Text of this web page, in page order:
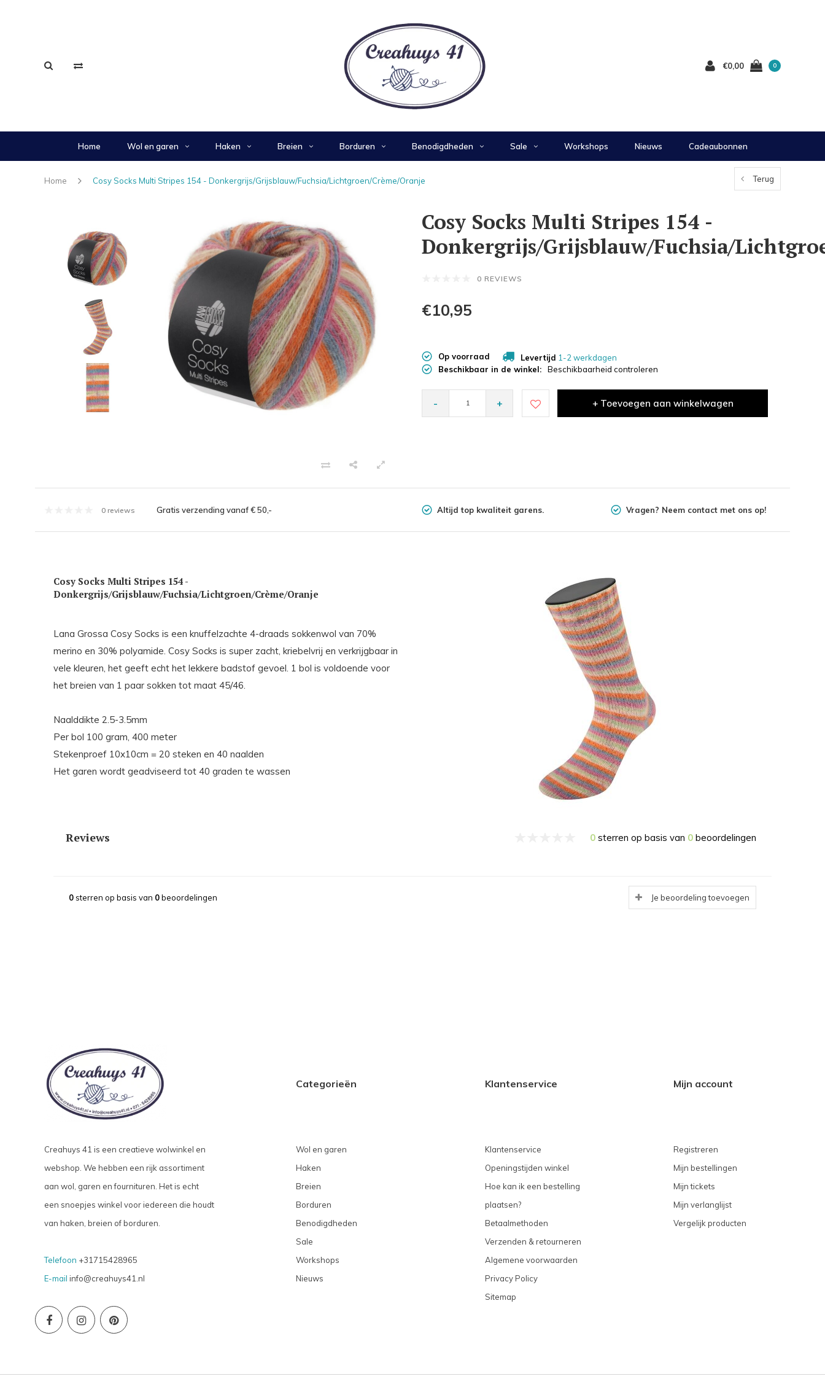
€0,00 0
Home Wol en garen Haken Breien Borduren Benodigdheden Sale Workshops Nieuws Cadeaubonnen
Home Cosy Socks Multi Stripes 154 - Donkergrijs/Grijsblauw/Fuchsia/Lichtgroen/Crème/Oranje Terug
Cosy Socks Multi Stripes 154 -
Donkergrijs/Grijsblauw/Fuchsia/
0 REVIEWS
€10,95
Op voorraad Levertijd 1-2 werkdagen
Beschikbaar in de winkel:
Beschikbaarheid controleren
- + + Toevoegen aan winkelwagen
0 reviews Gratis verzending vanaf € 50,- Altijd top kwaliteit garens. Vragen? Neem contact met ons op!
Cosy Socks Multi Stripes 154 -
Donkergrijs/Grijsblauw/Fuchsia/Lichtgroen/Crème/Oranje
Lana Grossa Cosy Socks is een knuffelzachte 4-draads sokkenwol van 70%
merino en 30% polyamide. Cosy Socks is super zacht, kriebelvrij en verkrijgbaar in
vele kleuren, het geeft echt het lekkere badstof gevoel. 1 bol is voldoende voor
het breien van 1 paar sokken tot maat 45/46.
Naalddikte 2.5-3.5mm
Per bol 100 gram, 400 meter
Stekenproef 10x10cm = 20 steken en 40 naalden
Het garen wordt geadviseerd tot 40 graden te wassen
Reviews 0 sterren op basis van 0 beoordelingen
0sterren op basis van 0beoordelingen Je beoordeling toevoegen
Creahuys 41 is een creatieve wolwinkel en
webshop. We hebben een rijk assortiment
aan wol, garen en fournituren. Het is echt
een snoepjes winkel voor iedereen die houdt
van haken, breien of borduren.
Telefoon +31715428965
E-mail info@creahuys41.nl
Categorieën
Wol en garen
Haken
Breien
Borduren
Benodigdheden
Sale
Workshops
Nieuws
Klantenservice
Klantenservice
Openingstijden winkel
Hoe kan ik een bestelling
plaatsen?
Betaalmethoden
Verzenden & retourneren
Algemene voorwaarden
Privacy Policy
Sitemap
Mijn account
Registreren
Mijn bestellingen
Mijn tickets
Mijn verlanglijst
Vergelijk producten